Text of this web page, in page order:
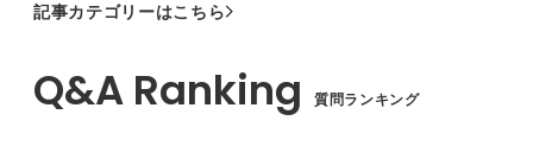
記事カテゴリーはこちら
質問ランキング